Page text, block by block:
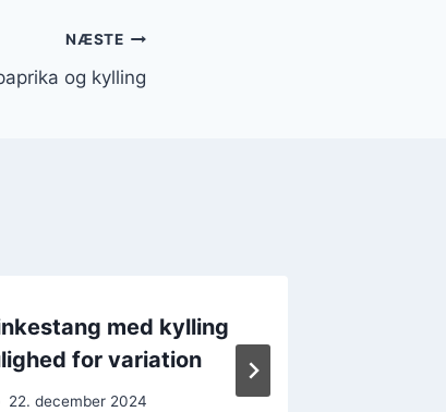
NÆSTE
og kylling
med kylling
for variation
22. december 2024